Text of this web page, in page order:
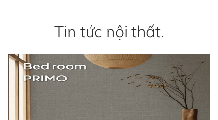
Tin tức nội thất.